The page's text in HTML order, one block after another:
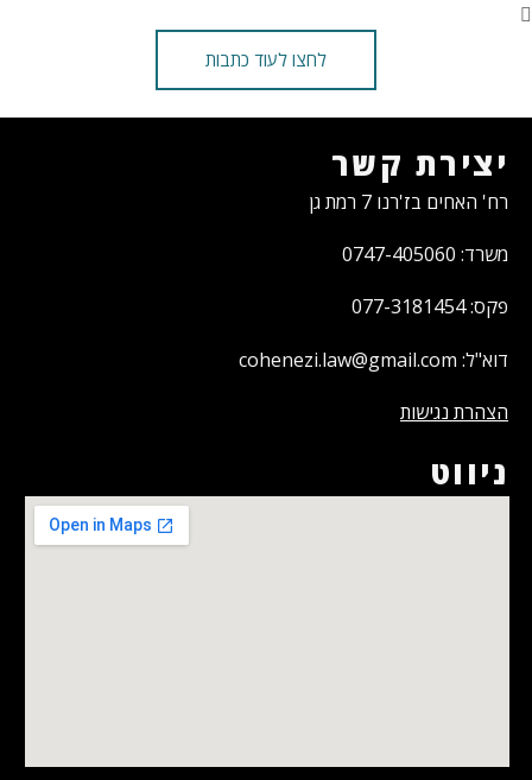
לחצו לעוד כתבות
יצירת קשר
רח' האחים בז'רנו 7 רמת גן
משרד: 0747-405060
פקס: 077-3181454
דוא"ל: cohenezi.law@gmail.com
הצהרת נגישות
ניווט